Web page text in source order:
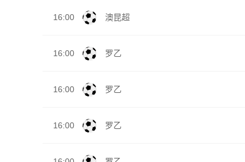
16:00 澳昆超
16:00 罗乙
16:00 罗乙
16:00 罗乙